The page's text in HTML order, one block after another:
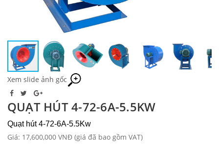
Xem slide ảnh gốc
QUẠT HÚT 4-72-6A-5.5KW
Quạt hút 4-72-6A-5.5Kw
Giá: 17,600,000 VNĐ (giá đã bao gồm VAT)